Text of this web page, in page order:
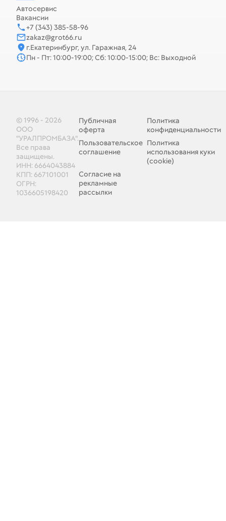
Автосервис
Вакансии
+7 (343) 385-58-96
zakaz@grot66.ru
г.Екатеринбург, ул. Гаражная, 24
Пн - Пт: 10:00-19:00; Сб: 10:00-15:00; Вс: Выходной
© 1996 - 2026
ООО
"УРАЛПРОМБАЗА".
Все права
защищены.
ИНН: 6664043884
КПП: 667101001
ОГРН:
1036605198420
Публичная
оферта
Политика
конфиденциальности
Пользовательское
соглашение
Политика
использования куки
(cookie)
Согласие на
рекламные
рассылки